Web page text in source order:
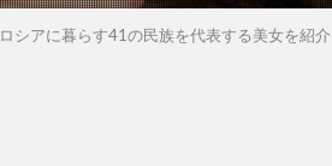
ロシアに暮らす41の民族を代表する美女を紹